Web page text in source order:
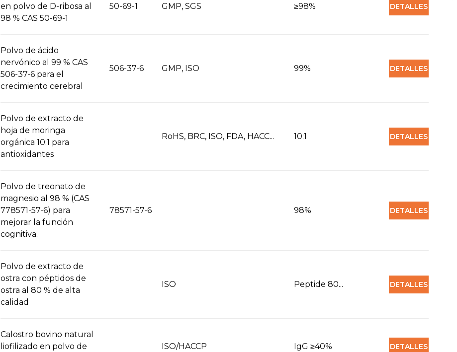
en polvo de D-ribosa al
98 % CAS 50-69-1
50-69-1 GMP, SGS ≥98% DETALLES
Polvo de ácido
nervónico al 99 % CAS
506-37-6 para el
crecimiento cerebral
506-37-6 GMP, ISO 99% DETALLES
Polvo de extracto de
hoja de moringa
orgánica 10:1 para
antioxidantes
RoHS, BRC, ISO, FDA, HACC... 10:1 DETALLES
Polvo de treonato de
magnesio al 98 % (CAS
778571-57-6) para
mejorar la función
cognitiva.
78571-57-6 98% DETALLES
Polvo de extracto de
ostra con péptidos de
ostra al 80 % de alta
calidad
ISO Peptide 80... DETALLES
Calostro bovino natural
liofilizado en polvo de
ISO/HACCP IgG ≥40% DETALLES